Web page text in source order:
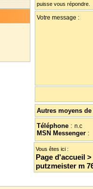
puisse vous répondre.
Votre message :
Autres moyens
Téléphone : n.c
MSN Messenger :
Vous êtes ici :
Page d'accueil >
putzmeister m